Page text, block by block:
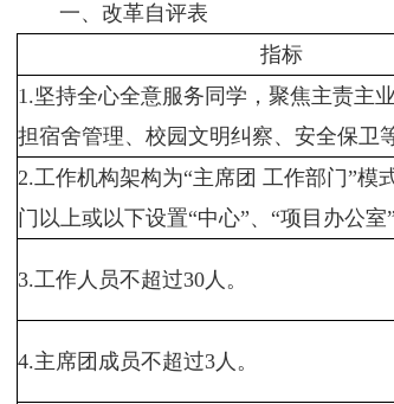
一、改革自评表
指标
1.坚持全心全意服务同学，聚焦主责主
担宿舍管理、校园文明纠察、安全保卫
2.工作机构架构为“主席团 工作部门”模
门以上或以下设置“中心”、“项目办公室
3.工作人员不超过30人。
4.主席团成员不超过3人。